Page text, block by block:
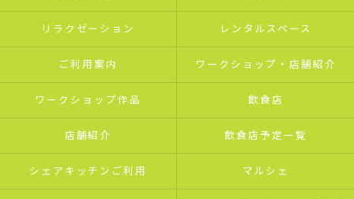
リラクゼーション レンタルスペース
ご利用案内 ワークショップ・店舗紹介
ワークショップ作品 飲食店
店舗紹介 飲食店予定一覧
シェアキッチンご利用 マルシェ